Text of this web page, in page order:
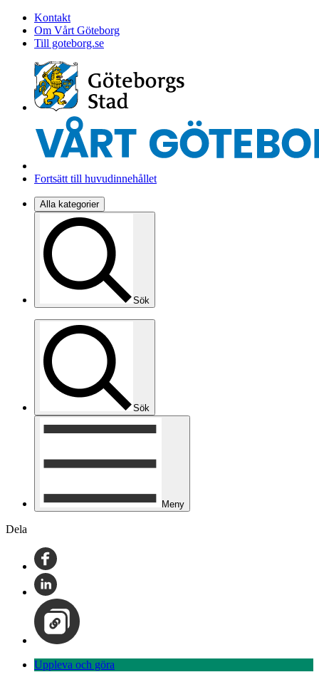
Kontakt
Om Vårt Göteborg
Till goteborg.se
Fortsätt till huvudinnehållet
Alla kategorier
Sök
Sök
Meny
Dela
Uppleva och göra